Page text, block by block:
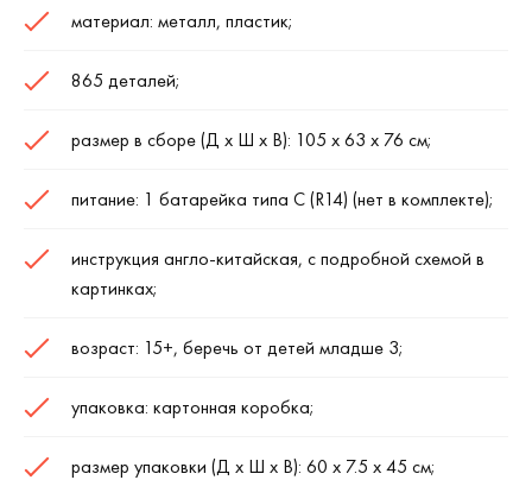
материал: металл, пластик;
865 деталей;
размер в сборе (Д х Ш х В): 105 х 63 х 76 см;
питание: 1 батарейка типа C (R14) (нет в комплекте);
инструкция англо-китайская, с подробной схемой в
картинках;
возраст: 15+, беречь от детей младше 3;
упаковка: картонная коробка;
размер упаковки (Д х Ш х В): 60 х 7.5 х 45 см;